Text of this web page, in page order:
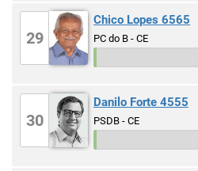
29
Chico Lopes 6565
PC do B - CE
30
Danilo Forte 4555
PSDB - CE